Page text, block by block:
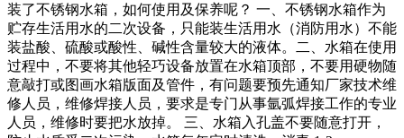
装了不锈钢水箱，如何使用及保养呢？ 一、不锈钢水箱作为
贮存生活用水的二次设备，只能装生活用水（消防用水）不能
装盐酸、硫酸或酸性、碱性含量较大的液体。二、水箱在使用
过程中，不要将其他轻巧设备放置在水箱顶部，不要用硬物随
意敲打或图画水箱版面及管件，有问题要预先通知厂家技术维
修人员，维修焊接人员，要求是专门从事氩弧焊接工作的专业
人员，维修时要把水放掉。 三、水箱入孔盖不要随意打开，